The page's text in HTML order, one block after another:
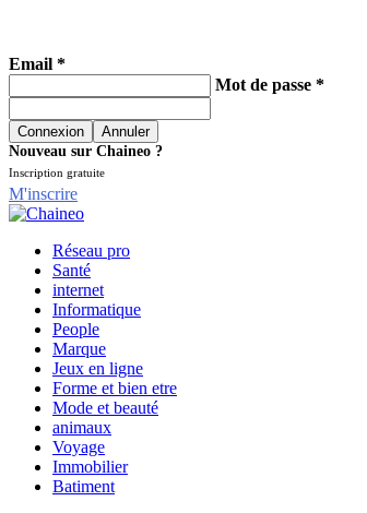
Email *
Mot de passe *
Nouveau sur Chaineo ?
Inscription gratuite
M'inscrire
Réseau pro
Santé
internet
Informatique
People
Marque
Jeux en ligne
Forme et bien etre
Mode et beauté
animaux
Voyage
Immobilier
Batiment